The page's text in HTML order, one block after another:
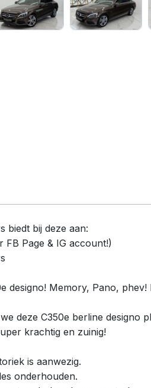
biedt bij deze aan:
FB Page & IG account!)
designo! Memory, Pano, phev!
deze C350e berline designo
krachtig en zuinig!
is aanwezig.
onderhouden.